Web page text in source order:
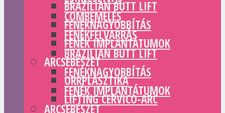
BRAZILIAN BUTT LIFT
FENÉKNAGYOBBÍTÁS
FENÉK IMPLANTÁTUMOK
ARCSEBÉSZET
ORRPLASZTIKA
LIFTING CERVICO-ARC
COMBEMELÉS
FENÉKFELVARRÁS
BRAZILIAN BUTT LIFT
FENÉKNAGYOBBÍTÁS
FENÉK IMPLANTÁTUMOK
ARCSEBÉSZET